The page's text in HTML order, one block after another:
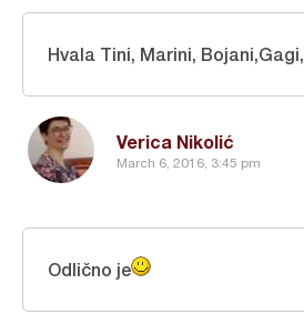
Verica Nikolić
March 6, 2016, 3:45 pm
Hvala Tini, Marini,
Odlično je